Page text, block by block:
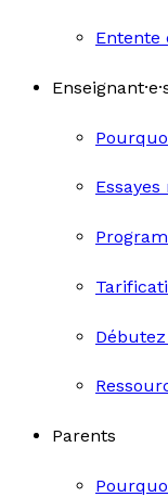
Entente
Parents